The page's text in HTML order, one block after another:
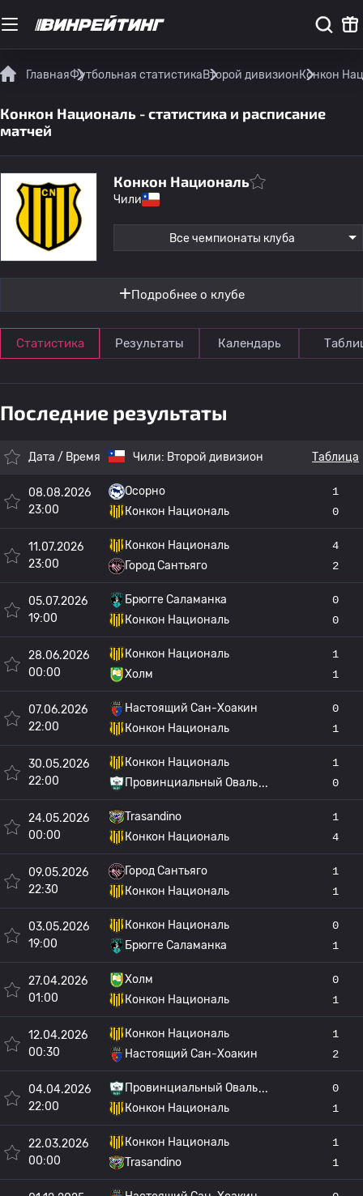
ГлавнаяФутбольная статистикаВторой дивизионКонкон
Конкон Националь - статистика и расписание
матчей
Конкон Националь
Чили
Все чемпионаты клуба
Подробнее о клубе
Статистика Результаты Календарь
Последние результаты
Дата / Время Чили: Второй дивизион Таблица
08.08.2026
23:00
Осорно
Конкон Националь
1
0
11.07.2026
23:00
Конкон Националь
Город Сантьяго
4
2
05.07.2026
19:00
Брюгге Саламанка
Конкон Националь
0
0
28.06.2026
00:00
Конкон Националь
Холм
1
1
07.06.2026
22:00
Настоящий Сан-Хоакин
Конкон Националь
0
1
30.05.2026
22:00
Конкон Националь
Провинциальный Оваль
1
0
24.05.2026
00:00
Trasandino
Конкон Националь
1
4
09.05.2026
22:30
Город Сантьяго
Конкон Националь
1
1
03.05.2026
19:00
Конкон Националь
Брюгге Саламанка
0
1
27.04.2026
01:00
Холм
Конкон Националь
0
1
12.04.2026
00:30
Конкон Националь
Настоящий Сан-Хоакин
1
2
04.04.2026
22:00
Провинциальный Оваль
Конкон Националь
0
1
22.03.2026
00:00
Конкон Националь
Trasandino
1
1